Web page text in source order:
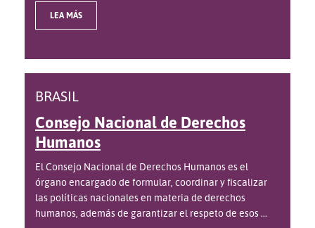
LEA MÁS
BRASIL
Consejo Nacional de Derechos
Humanos
El Consejo Nacional de Derechos Humanos es el
órgano encargado de formular, coordinar y fiscalizar
las políticas nacionales en materia de derechos
humanos, además de garantizar el respeto de esos ...